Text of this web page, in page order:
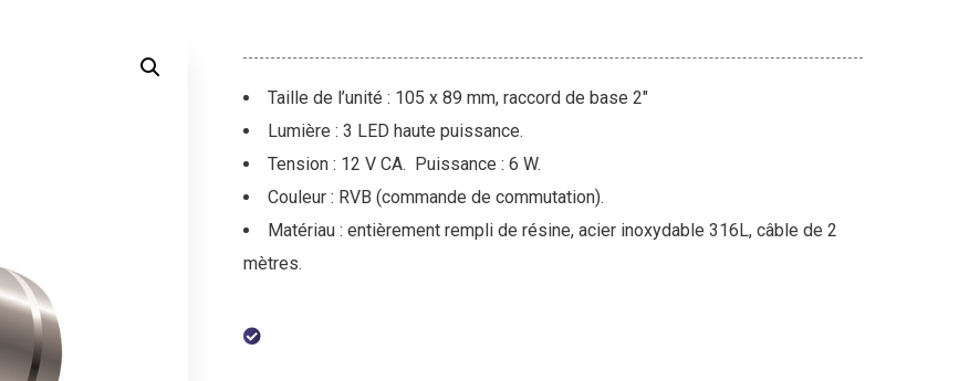
Taille de l’unité : 105 x 89 mm, raccord de base 2″
Lumière : 3 LED haute puissance.
Tension : 12 V CA. Puissance : 6 W.
Couleur : RVB (commande de commutation).
Matériau : entièrement rempli de résine, acier inoxydable 316L, câble de 2
mètres.